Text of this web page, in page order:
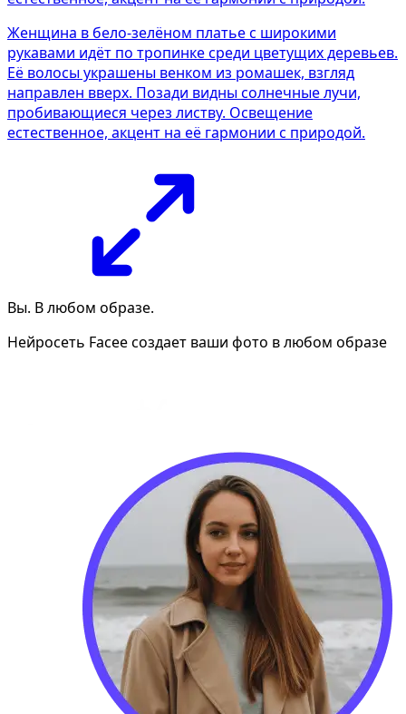
Женщина в бело-зелёном платье с широкими
рукавами идёт по тропинке среди цветущих деревьев.
Её волосы украшены венком из ромашек, взгляд
направлен вверх. Позади видны солнечные лучи,
пробивающиеся через листву. Освещение
естественное, акцент на её гармонии с природой.
Вы. В любом образе.
Нейросеть Facee создает ваши фото в любом образе